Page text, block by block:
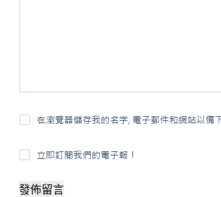
在瀏覽器儲存我的名字, 電子郵件和網站以備
立即訂閱我們的電子報！
發佈留言